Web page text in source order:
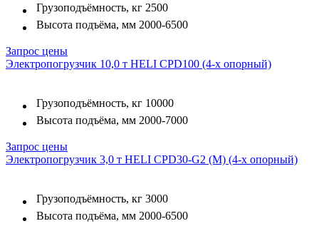
Грузоподъёмность, кг 2500
Высота подъёма, мм 2000-6500
Запрос цены
Электропогрузчик 10,0 т HELI CPD100 (4-х опорный)
Грузоподъёмность, кг 10000
Высота подъёма, мм 2000-7000
Запрос цены
Электропогрузчик 3,0 т HELI CPD30-G2 (M) (4-х опорный)
Грузоподъёмность, кг 3000
Высота подъёма, мм 2000-6500